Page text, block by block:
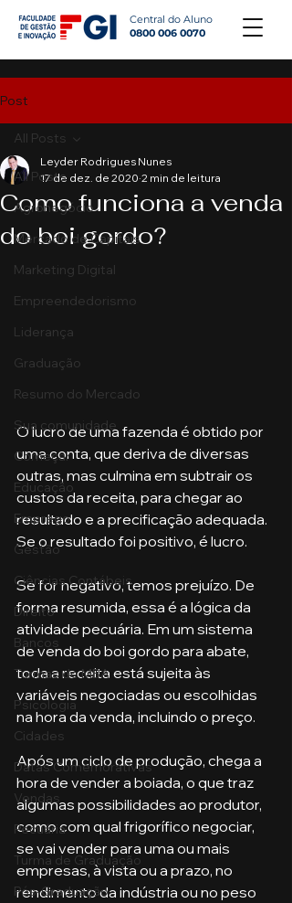
Central do Aluno
0800 006 0070
Post
All Posts
Agronegócio
Mercado de Capitais
Marketing Digital
Empreendedorismo
Liderança
Graduação
Resumo do Mercado
Sua comunidade
Começar
Educação
Emprego
Gestão
Ciências Contábeis
Direito
Bancos
Turmas de MBA
Psicologia
Cidades
Datas Comemorativas
Vendas
Pecuária
Turma de Graduação
Pós-Graduação
All Posts
Como funciona a venda
do boi gordo?
Leyder Rodrigues Nunes
17 de dez. de 2020 2 min de leitura
O lucro de uma fazenda é obtido por
uma conta, que deriva de diversas
outras, mas culmina em subtrair os
custos da receita, para chegar ao
resultado e a precificação adequada.
Se o resultado foi positivo, é lucro.
Se for negativo, temos prejuízo. De
forma resumida, essa é a lógica da
atividade pecuária. Em um sistema
de venda do boi gordo para abate,
toda a receita está sujeita às
variáveis negociadas ou escolhidas
na hora da venda, incluindo o preço.
Após um ciclo de produção, chega a
hora de vender a boiada, o que traz
algumas possibilidades ao produtor,
como com qual frigorífico negociar,
se vai vender para uma ou mais
empresas, à vista ou a prazo, no
rendimento da indústria ou no peso